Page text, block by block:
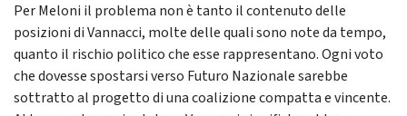
Per Meloni il problema non è tanto il contenuto delle
posizioni di Vannacci, molte delle quali sono note da tempo,
quanto il rischio politico che esse rappresentano. Ogni voto
che dovesse spostarsi verso Futuro Nazionale sarebbe
sottratto al progetto di una coalizione compatta e vincente.